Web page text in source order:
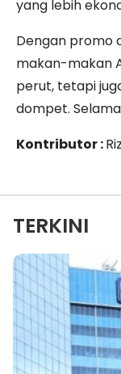
yang lebih
Dengan promo
makan-makan
perut, tetapi
dompet.
Kontributor :
TERKINI